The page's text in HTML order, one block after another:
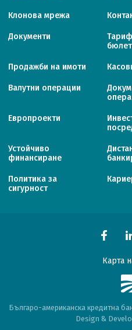
Клонова мрежа
Документи
Продажби на имоти
Валутни операции
Европроекти
Устойчиво
финансиране
Политика за
сигурност
Българо-американска кредитна
Карта
Design &